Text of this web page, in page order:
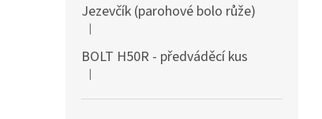
Jezevčík (parohové bolo růže)
Hodnocení produktu je 5 z 5 hvězdiček.
|
BOLT H50R - předváděcí kus
Hodnocení produktu je 5 z 5 hvězdiček.
|